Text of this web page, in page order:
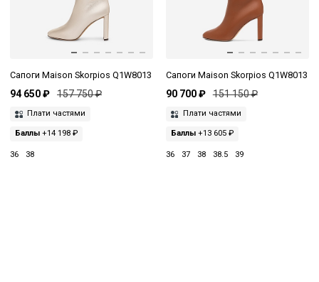
Сапоги Maison Skorpios Q1W8013
94 650 ₽ 157 750 ₽
Плати частями
Баллы +14 198 ₽
36 38
Сапоги Maison Skorpios Q1W8013
90 700 ₽ 151 150 ₽
Плати частями
Баллы+13 605 ₽
36 37 38 38.5 39